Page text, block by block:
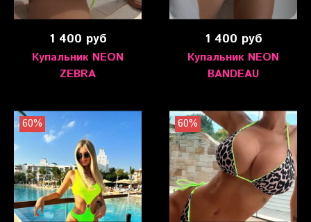
1 400 руб
Купальник NEON
ZEBRA
1 400 руб
Купальник NEON
BANDEAU
60% 60%